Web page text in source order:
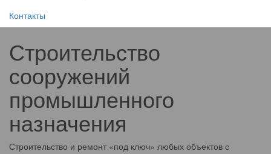
Контакты
Строительство
сооружений
промышленного
назначения
Строительство и ремонт «под ключ» любых объектов с